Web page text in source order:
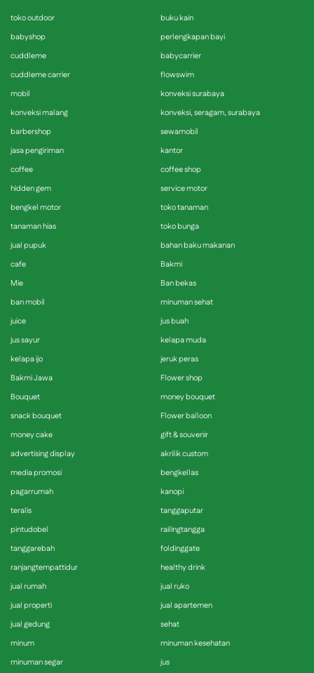
toko outdoor
buku kain
babyshop
perlengkapan bayi
cuddleme
babycarrier
cuddleme carrier
flowswim
mobil
konveksi surabaya
konveksi malang
konveksi, seragam, surabaya
barbershop
sewamobil
jasa pengiriman
kantor
coffee
coffee shop
hidden gem
service motor
bengkel motor
toko tanaman
tanaman hias
toko bunga
jual pupuk
bahan baku makanan
cafe
Bakmi
Mie
Ban bekas
ban mobil
minuman sehat
juice
jus buah
jus sayur
kelapa muda
kelapa ijo
jeruk peras
Bakmi Jawa
Flower shop
Bouquet
money bouquet
snack bouquet
Flower balloon
money cake
gift & souvenir
advertising display
akrilik custom
media promosi
bengkellas
pagarrumah
kanopi
teralis
tanggaputar
pintudobel
railingtangga
tanggarebah
foldinggate
ranjangtempattidur
healthy drink
jual rumah
jual ruko
jual properti
jual apartemen
jual gedung
sehat
minum
minuman kesehatan
minuman segar
jus